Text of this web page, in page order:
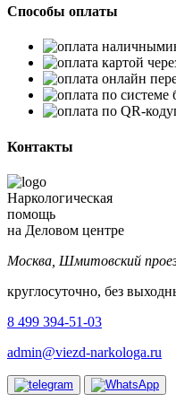
Способы оплаты
Контакты
Наркологическая
помощь
на Деловом центре
Москва, Шмитовский
круглосуточно, без
8 499 394-51-03
admin@viezd-narkologa.ru